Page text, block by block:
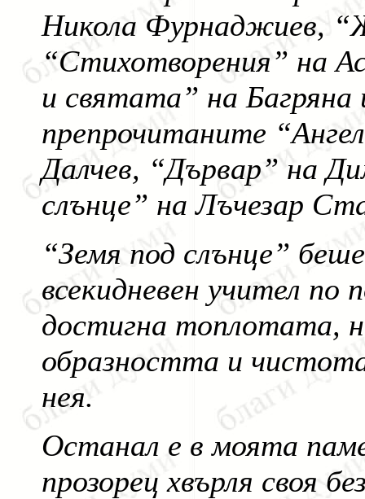
Никола Фурнаджиев,
“Стихотворения” на
и святата” на Багряна
препрочитаните
Далчев, “Дървар” на
слънце” на Лъчезар
“Земя под слънце”
всекидневен учител по
достигна топлотата,
образността и
нея.
Останал е в моята
прозорец хвърля своя